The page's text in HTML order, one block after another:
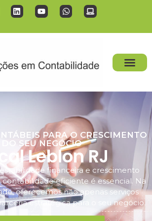
PARA O CRESCIMENTO
DO SEU NEGÓCIO
Leblon RJ
financeira e crescimento
eficiente é essencial. Na
oferecemos não apenas serviços
estratégica para o seu negócio.